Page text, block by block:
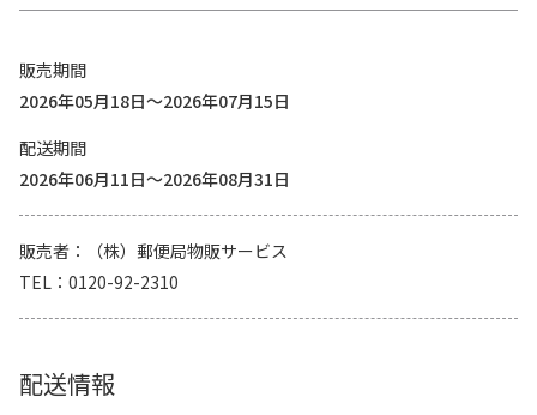
販売期間
2026年05月18日～2026年07月15日
配送期間
2026年06月11日～2026年08月31日
販売者
（株）郵便局物販サービス
TEL
0120-92-2310
配送情報